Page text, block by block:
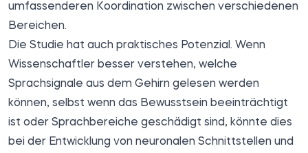
umfassenderen Koordination zwischen verschiedenen
Bereichen.
Die Studie hat auch praktisches Potenzial. Wenn
Wissenschaftler besser verstehen, welche
Sprachsignale aus dem Gehirn gelesen werden
können, selbst wenn das Bewusstsein beeinträchtigt
ist oder Sprachbereiche geschädigt sind, könnte dies
bei der Entwicklung von neuronalen Schnittstellen und